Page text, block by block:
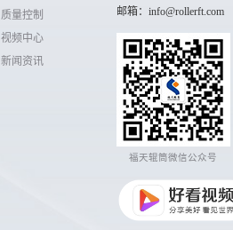
质量控制
视频中心
新闻资讯
邮箱：info@rollerft.com
福天辊筒微信公众号